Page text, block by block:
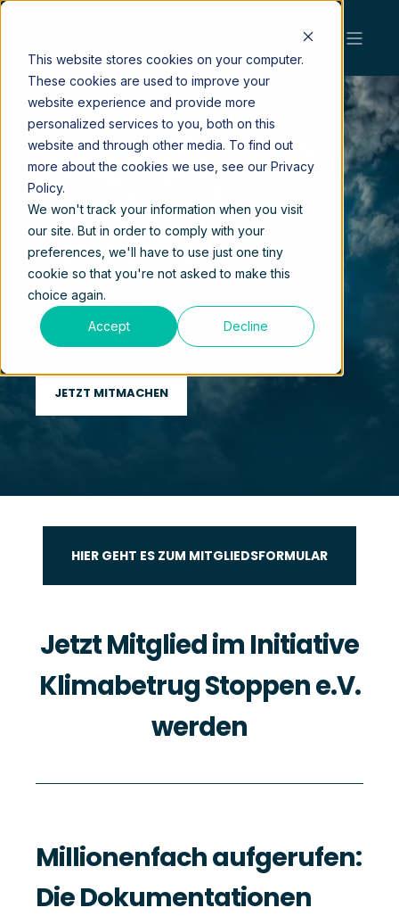
This website stores cookies on your computer.
These cookies are used to improve your
website experience and provide more
personalized services to you, both on this
website and through other media. To find out
more about the cookies we use, see our Privacy
Policy.
We won't track your information when you visit
our site. But in order to comply with your
preferences, we'll have to use just one tiny
cookie so that you're not asked to make this
choice again.
Accept Decline
INITIATIVE
KLIMABETRUG
STOPPEN E.V.
Gemeinsam für Transparenz und Fairness im
Klimaschutz
JETZT MITMACHEN
HIER GEHT ES ZUM MITGLIEDSFORMULAR
Jetzt Mitglied im Initiative
Klimabetrug Stoppen e.V.
werden
Millionenfach aufgerufen:
Die Dokumentationen